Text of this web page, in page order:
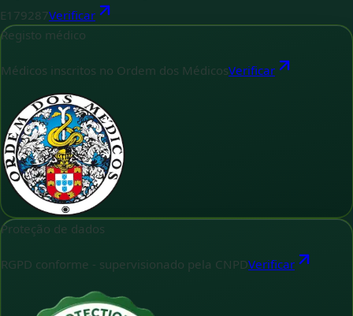
E179287Verificar
Registo médico
Médicos inscritos no Ordem dos MédicosVerificar
Proteção de dados
RGPD conforme - supervisionado pela CNPDVerificar